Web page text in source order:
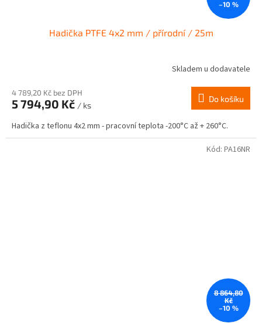
–10 %
Hadička PTFE 4x2 mm / přírodní / 25m
Skladem u dodavatele
4 789,20 Kč bez DPH
5 794,90 Kč / ks
Do košíku
Hadička z teflonu 4x2 mm - pracovní teplota -200°C až + 260°C.
8 864,80
Kč
–10 %
Kód: PA16NR